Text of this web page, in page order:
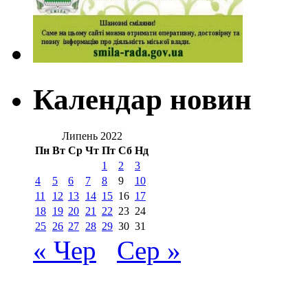
Календар новин
Липень 2022
Пн Вт Ср Чт Пт Сб Нд
1
2
3
4
5 6 7 8 9
10
11
12 13 14 15 16 17
18 19 20 21 22 23 24
25 26 27 28 29 30 31
« Чер Сер »